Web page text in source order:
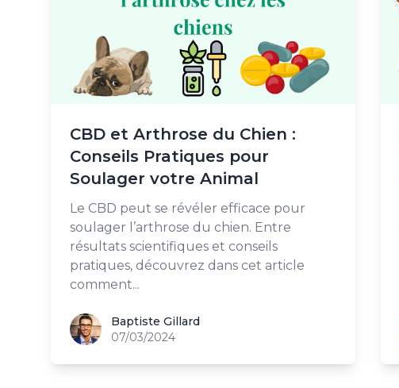
CBD et Arthrose du Chien :
Conseils Pratiques pour
Soulager votre Animal
Le CBD peut se révéler efficace pour
soulager l’arthrose du chien. Entre
résultats scientifiques et conseils
pratiques, découvrez dans cet article
comment...
Baptiste Gillard
Baptiste Gillard
07/03/2024